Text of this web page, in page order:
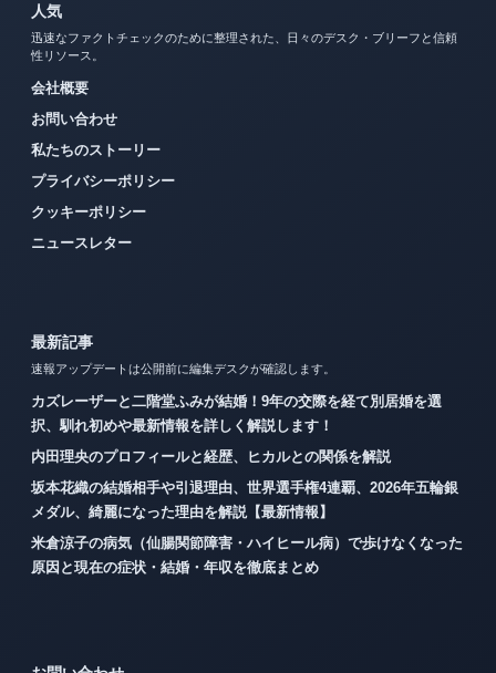
人気
迅速なファクトチェックのために整理された、日々のデスク・ブリーフと信頼
性リソース。
会社概要
お問い合わせ
私たちのストーリー
プライバシーポリシー
クッキーポリシー
ニュースレター
最新記事
速報アップデートは公開前に編集デスクが確認します。
カズレーザーと二階堂ふみが結婚！9年の交際を経て別居婚を選
択、馴れ初めや最新情報を詳しく解説します！
内田理央のプロフィールと経歴、ヒカルとの関係を解説
坂本花織の結婚相手や引退理由、世界選手権4連覇、2026年五輪銀
メダル、綺麗になった理由を解説【最新情報】
米倉涼子の病気（仙腸関節障害・ハイヒール病）で歩けなくなった
原因と現在の症状・結婚・年収を徹底まとめ